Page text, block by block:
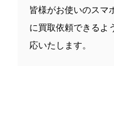
皆様がお使いのスマ
に買取依頼できるよ
応いたします。